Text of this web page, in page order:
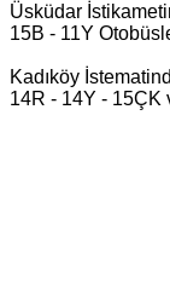
Üsküdar
15B - 11Y
Kadıköy
14R - 14Y - 15ÇK